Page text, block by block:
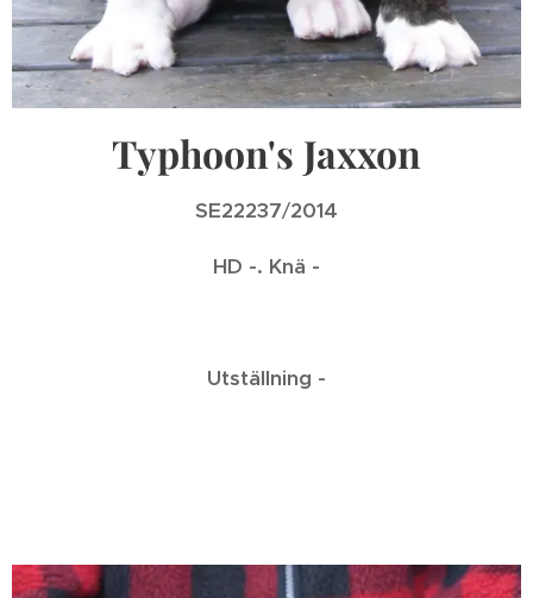
Typhoon's Jaxxon
SE22237/2014
HD -. Knä -
Utställning -